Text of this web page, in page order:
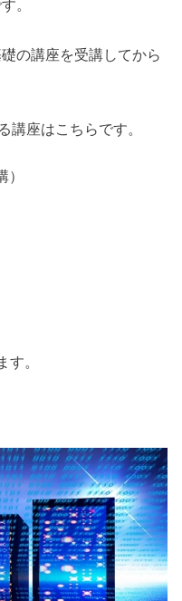
。
の講座を受講してから
講座はこちらです。
す。